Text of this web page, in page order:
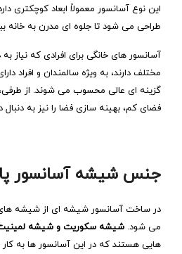
این نوع آسانسور معمولاً ابعاد کوچکتری
طراحی می‌ شود تا جلوه‌ ای مدرن به خانه
آسانسور های خانگی برای افرادی که
مختلف دارند، به ویژه سالمندان و افراد
گزینه‌ ای عالی محسوب می ‌شوند. از طرفی،
فضای کم، بهینه ‌سازی فضا را نیز به دنبال
جنس شیشه آسانسور
در ساخت آسانسور شیشه ‌ای از شیشه‌ های
می‌ شود. شیشه سکوریت و شیشه
‌هایی هستند که در این آسانسور ها به